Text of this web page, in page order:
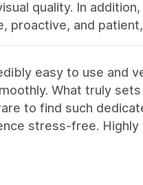
quality. In
proactive, and
easy to use and
What truly
to find such
stress-free. Highly